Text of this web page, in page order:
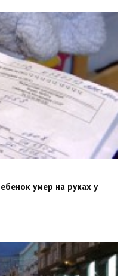
умер на руках у